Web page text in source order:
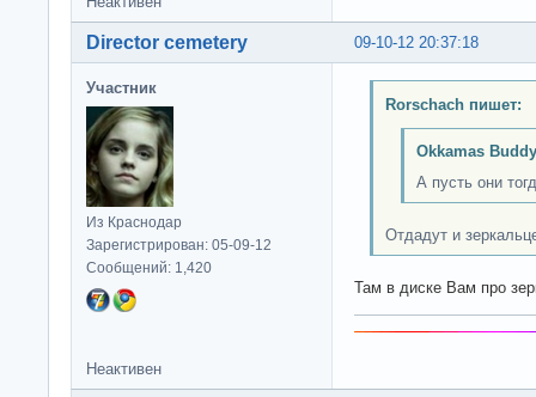
09-10-12 20:37:18
Director cemetery
Участник
Из Краснодар
Зарегистрирован: 05-09-12
Сообщений: 1,420
Rorschach пишет:
Okkamas
А пусть они
Отдадут и
Там в диске Вам про
Неактивен